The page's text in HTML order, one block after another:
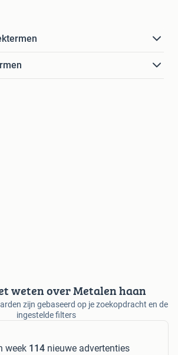
weten over Metalen haan
zijn gebaseerd op je zoekopdracht en de
ingestelde filters
week 114 nieuwe advertenties